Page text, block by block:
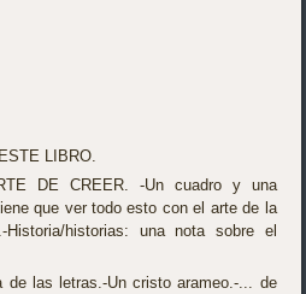
LIBRO.
DE CREER. -Un cuadro y una
que ver todo esto con el arte de la
Historia/historias: una nota sobre el
de las letras.-Un cristo arameo.-... de